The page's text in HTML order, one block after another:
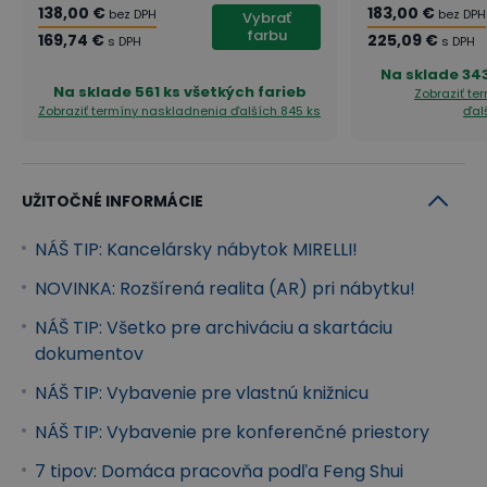
oceníte.
Môžete si vybrať z 5 dezénov:
Stoly
hranu, kabelové priechodky a stabilné drevené
nohy, ktoré prinášajú stolom MIRELLI ucelený
masívny dizajn. Rohové stoly ponúkajú navyše aj
nadštandard pracovného priestoru. Spĺňajú aj
vysoké štandardy ergonómie práce.
Skriňe
Skrine MIRELLI sa radia medzi naozaj robustný
nábytok. Môžete si vybrať od skrinky na kolieskach,
138,00 € bez DPH
169,74 € s DPH
Vybrať
farbu
Na sklade 561 ks všetkých farieb
Zobraziť termíny naskladnenia ďalších 845 ks
183,00 € bez DPH
225,09 € s DPH
Na sklade
Zobraziť
UŽITOČNÉ INFORMÁCIE
NÁŠ TIP: Kancelársky nábytok MIRELLI!
NOVINKA: Rozšírená realita (AR) pri nábytku!
NÁŠ TIP: Všetko pre archiváciu a skartáciu
dokumentov
NÁŠ TIP: Vybavenie pre vlastnú knižnicu
NÁŠ TIP: Vybavenie pre konferenčné priestory
7 tipov: Domáca pracovňa podľa Feng Shui